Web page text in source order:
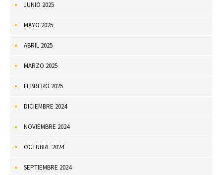
JUNIO 2025
MAYO 2025
ABRIL 2025
MARZO 2025
FEBRERO 2025
DICIEMBRE 2024
NOVIEMBRE 2024
OCTUBRE 2024
SEPTIEMBRE 2024